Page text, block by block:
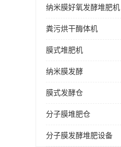
纳米膜好氧发酵堆肥机
粪污烘干酶体机
膜式堆肥机
纳米膜发酵
膜式发酵仓
分子膜堆肥仓
分子膜发酵堆肥设备